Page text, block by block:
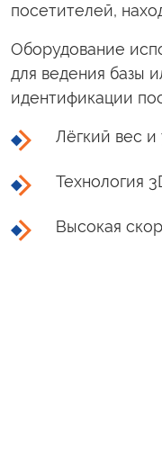
посетителей,
Оборудование
для ведения базы
идентификации
Лёгкий вес и
Технология
Высокая